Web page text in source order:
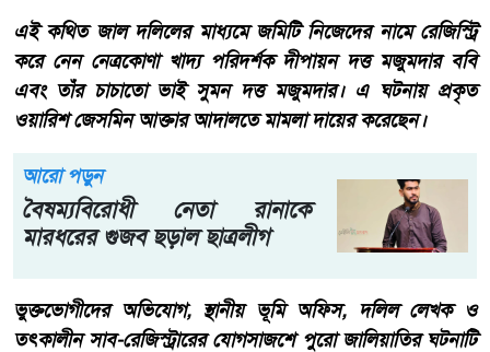
‎‎এই কথিত জাল দলিলের মাধ্যমে জমিটি নিজেদের নামে রেজিস্ট্রি
করে নেন নেত্রকোণা খাদ্য পরিদর্শক দীপায়ন দত্ত মজুমদার ববি
এবং তাঁর চাচাতো ভাই সুমন দত্ত মজুমদার। এ ঘটনায় প্রকৃত
ওয়ারিশ জেসমিন আক্তার আদালতে মামলা দায়ের করেছেন।
আরো পড়ুন
বৈষম্যবিরোধী নেতা রানাকে
মারধরের গুজব ছড়াল ছাত্রলীগ
‎‎ভুক্তভোগীদের অভিযোগ, স্থানীয় ভূমি অফিস, দলিল লেখক ও
তৎকালীন সাব-রেজিস্ট্রারের যোগসাজশে পুরো জালিয়াতির ঘটনাটি